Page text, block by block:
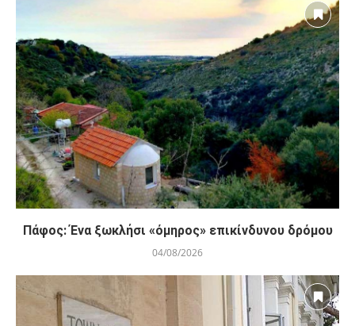
Πάφος: Ένα ξωκλήσι «όμηρος» επικίνδυνου δρόμου
04/08/2026